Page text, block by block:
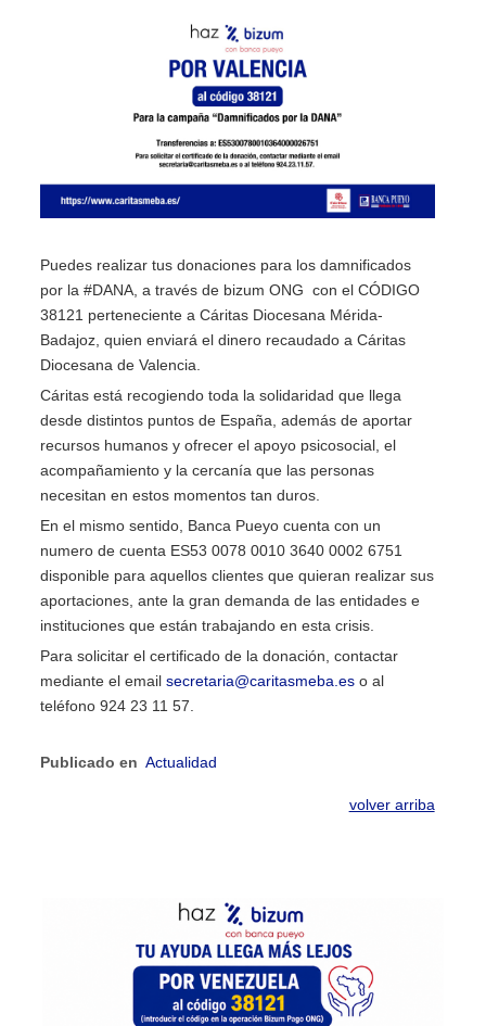
Puedes realizar tus donaciones para los damnificados
por la #DANA, a través de bizum ONG con el CÓDIGO
38121 perteneciente a Cáritas Diocesana Mérida-
Badajoz, quien enviará el dinero recaudado a Cáritas
Diocesana de Valencia.
Cáritas está recogiendo toda la solidaridad que llega
desde distintos puntos de España, además de aportar
recursos humanos y ofrecer el apoyo psicosocial, el
acompañamiento y la cercanía que las personas
necesitan en estos momentos tan duros.
En el mismo sentido, Banca Pueyo cuenta con un
numero de cuenta ES53 0078 0010 3640 0002 6751
disponible para aquellos clientes que quieran realizar sus
aportaciones, ante la gran demanda de las entidades e
instituciones que están trabajando en esta crisis.
Para solicitar el certificado de la donación, contactar
mediante el emailsecretaria@caritasmeba.es o al
teléfono 924 23 11 57.
Publicado en Actualidad
volver arriba